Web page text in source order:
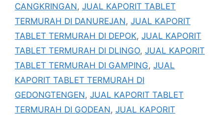
CANGKRINGAN, JUAL KAPORIT TABLET
TERMURAH DI DANUREJAN, JUAL KAPORIT
TABLET TERMURAH DI DEPOK, JUAL KAPORIT
TABLET TERMURAH DI DLINGO, JUAL KAPORIT
TABLET TERMURAH DI GAMPING, JUAL
KAPORIT TABLET TERMURAH DI
GEDONGTENGEN, JUAL KAPORIT TABLET
TERMURAH DI GODEAN, JUAL KAPORIT